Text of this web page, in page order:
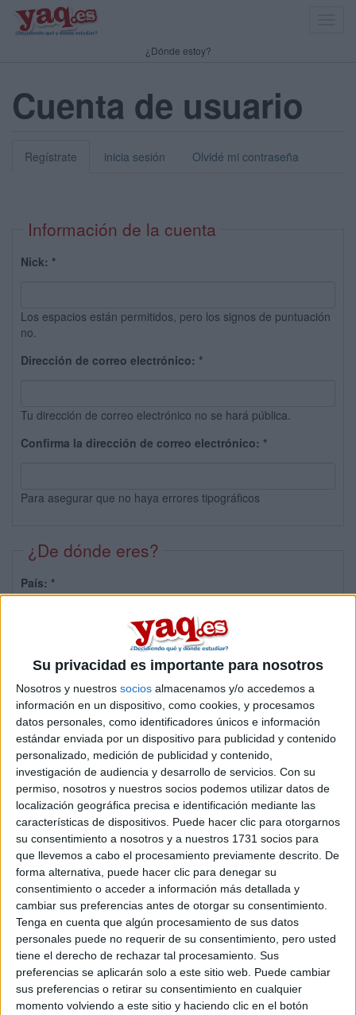
Su privacidad es importante para nosotros
Nosotros y nuestros socios almacenamos y/o accedemos a
información en un dispositivo, como cookies, y procesamos
datos personales, como identificadores únicos e información
estándar enviada por un dispositivo para publicidad y contenido
personalizado, medición de publicidad y contenido,
investigación de audiencia y desarrollo de servicios. Con su
permiso, nosotros y nuestros socios podemos utilizar datos de
localización geográfica precisa e identificación mediante las
características de dispositivos. Puede hacer clic para otorgarnos
su consentimiento a nosotros y a nuestros 1731 socios para
que llevemos a cabo el procesamiento previamente descrito. De
forma alternativa, puede hacer clic para denegar su
consentimiento o acceder a información más detallada y
cambiar sus preferencias antes de otorgar su consentimiento.
Tenga en cuenta que algún procesamiento de sus datos
personales puede no requerir de su consentimiento, pero usted
tiene el derecho de rechazar tal procesamiento. Sus
preferencias se aplicarán solo a este sitio web. Puede cambiar
sus preferencias o retirar su consentimiento en cualquier
momento volviendo a este sitio y haciendo clic en el botón
¿Dónde estoy?
Cuenta de usuario
Regístrate inicia sesión Olvidé mi contraseña
Información de la cuenta
Nick: *
Los espacios están permitidos, pero los signos de puntuación
no.
Dirección de correo electrónico: *
Tu dirección de correo electrónico no se hará pública.
Confirma la dirección de correo electrónico: *
Para asegurar que no haya errores tipográficos
¿De dónde eres?
País: *
Sobre ti
Soy:*
Chico
Chica
¿En qué año terminas (o terminaste) bachillerato o FP?
Soy estudiante de:*
Términos y Condiciones de Uso